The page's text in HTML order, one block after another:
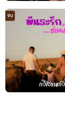
จบ